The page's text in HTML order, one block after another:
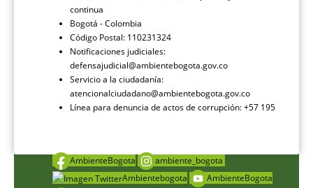
continua
Bogotá - Colombia
Código Postal: 110231324
Notificaciones judiciales:
defensajudicial@ambientebogota.gov.co
Servicio a la ciudadanía:
atencionalciudadano@ambientebogota.gov.co
Línea para denuncia de actos de corrupción: +57 195
AmbienteBogota
ambiente_bogota
Ambientebogota
AmbienteBogota